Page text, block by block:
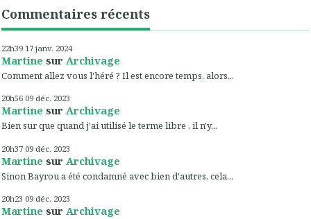
Commentaires récents
22h39 17 janv. 2024
Martine sur Archivage
Comment allez vous l'héré ? Il est encore temps, alors...
20h56 09 déc. 2023
Martine sur Archivage
Bien sur que quand j'ai utilisé le terme libre , il n'y...
20h37 09 déc. 2023
Martine sur Archivage
Sinon Bayrou a été condamné avec bien d'autres, cela...
20h23 09 déc. 2023
Martine sur Archivage